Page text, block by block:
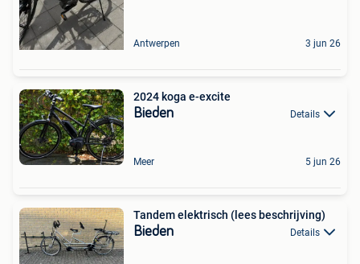
Antwerpen 3 jun 26
2024 koga e-excite
Bieden Details
Meer 5 jun 26
Tandem elektrisch (lees beschrijving)
Bieden Details